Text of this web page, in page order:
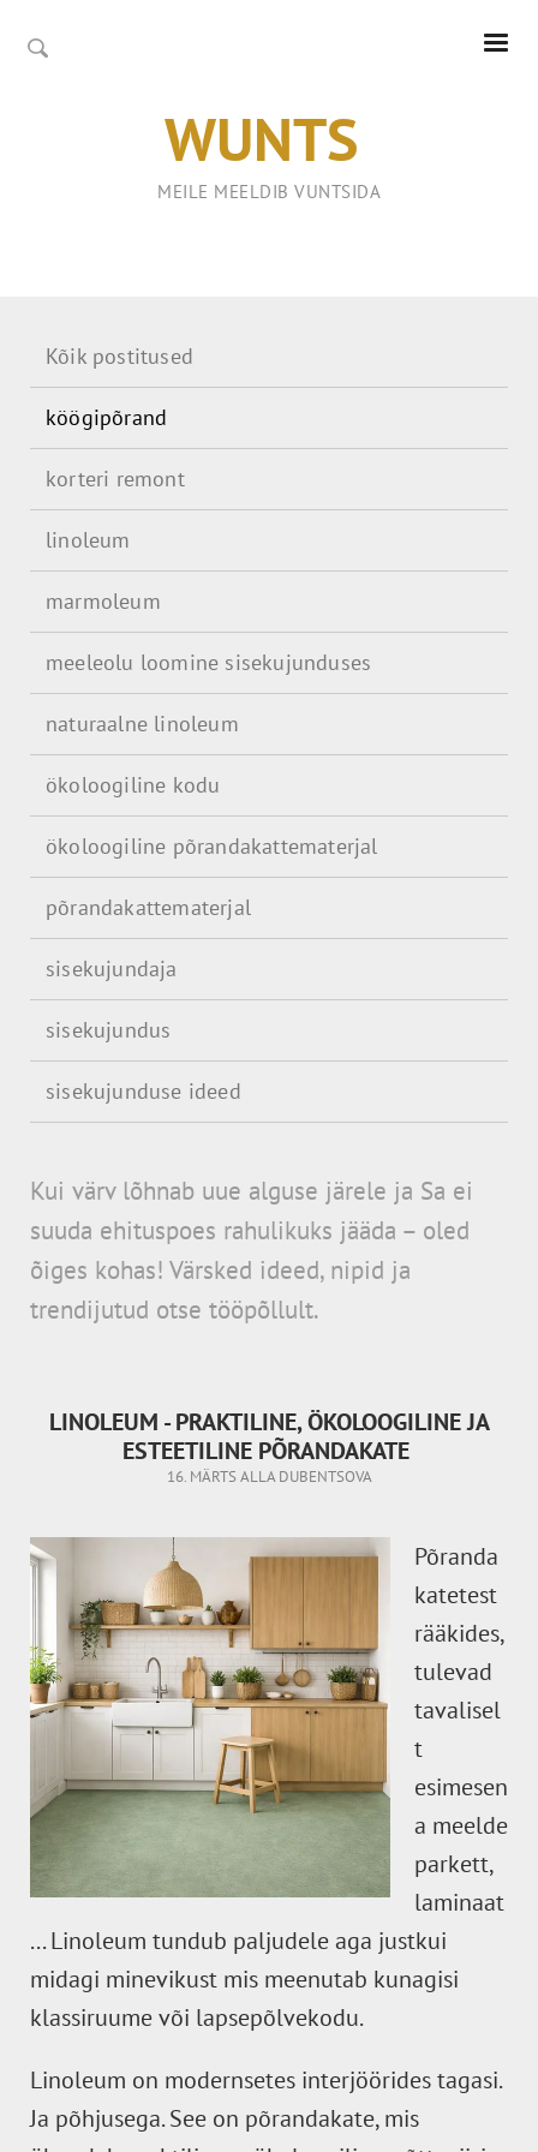
WUNTS
MEILE MEELDIB VUNTSIDA
Kõik postitused
köögipõrand
korteri remont
linoleum
marmoleum
meeleolu loomine sisekujunduses
naturaalne linoleum
ökoloogiline kodu
ökoloogiline põrandakattematerjal
põrandakattematerjal
sisekujundaja
sisekujundus
sisekujunduse ideed
Kui värv lõhnab uue alguse järele ja Sa ei
suuda ehituspoes rahulikuks jääda – oled
õiges kohas! Värsked ideed, nipid ja
trendijutud otse tööpõllult.
LINOLEUM - PRAKTILINE, ÖKOLOOGILINE JA
ESTEETILINE PÕRANDAKATE
16. MÄRTS ALLA DUBENTSOVA
Põranda
katetest
rääkides,
tulevad
tavalisel
t
esimesen
a meelde
parkett,
laminaat
... Linoleum tundub paljudele aga justkui
midagi minevikust mis meenutab kunagisi
klassiruume või lapsepõlvekodu.
Linoleum on modernsetes interjöörides tagasi.
Ja põhjusega. See on põrandakate, mis